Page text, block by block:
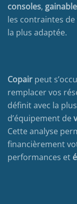
consoles,
les contraintes
la plus adaptée.
Copair peut
remplacer vos
définit avec la
d’équipement de
Cette analyse
financièrement
performances et